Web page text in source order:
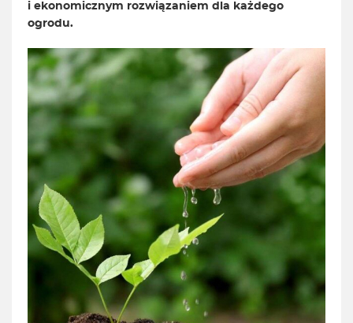
i ekonomicznym rozwiązaniem dla każdego
ogrodu.